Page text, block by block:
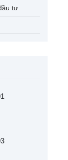
tư